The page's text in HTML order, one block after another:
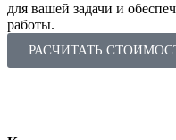
для вашей задачи и
работы.
РАСЧИТАТЬ